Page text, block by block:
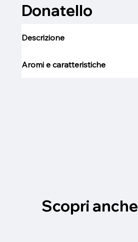
Donatello
Descrizione
Aromi e caratteristiche
Scopri anche